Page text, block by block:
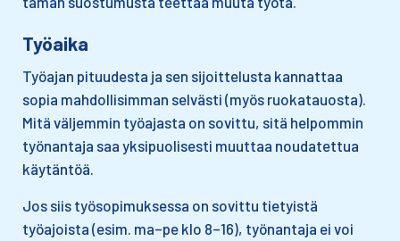
Työaika
Työajan pituudesta ja sen sijoittelusta kannattaa
sopia mahdollisimman selvästi (myös ruokatauosta).
Mitä väljemmin työajasta on sovittu, sitä helpommin
työnantaja saa yksipuolisesti muuttaa noudatettua
käytäntöä.​
Jos siis työsopimuksessa on sovittu tietyistä
työajoista (esim. ma–pe klo 8–16), työnantaja ei voi